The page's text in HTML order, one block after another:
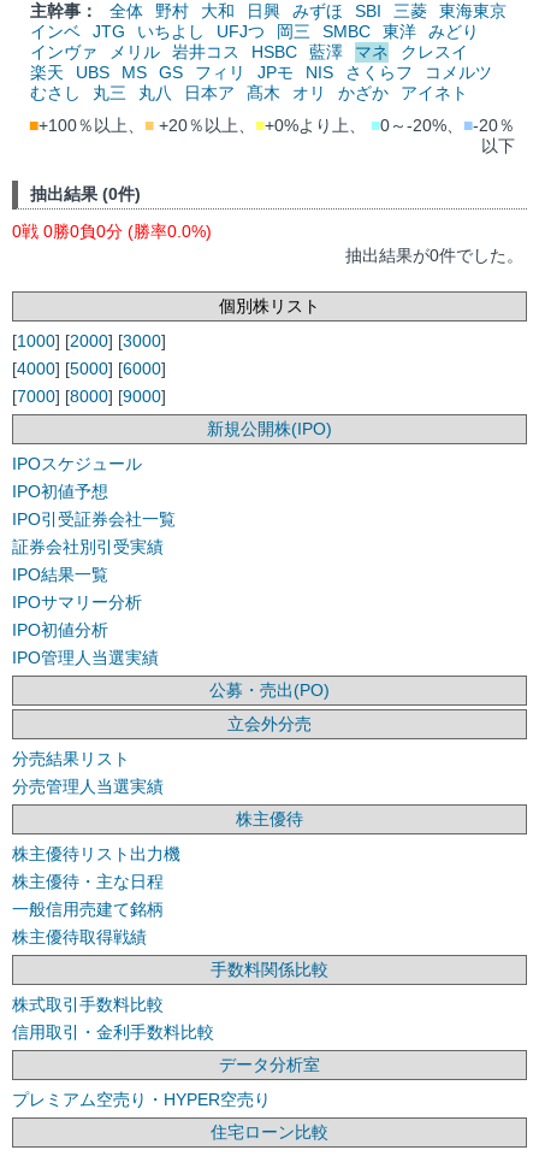
主幹事：
全体 野村 大和 日興 みずほ SBI 三菱
東海東京
インベ
JTG いちよし UFJつ 岡三 SMBC 東洋
みどり
インヴァ
メリル 岩井コス HSBC 藍澤 マネ
クレスイ
楽天
UBS MS GS フィリ JPモ NIS さくらフ
コメルツ
むさし
丸三 丸八 日本ア 髙木 オリ かざか
アイネト
■+100％以上、 ■ +20％以上、 ■+0%より上、 ■0～-20%、 ■-20％
以下
抽出結果 (0件)
0戦 0勝0負0分 (勝率0.0%)
抽出結果が0件でした。
個別株リスト
[1000] [2000] [3000]
[4000] [5000] [6000]
[7000] [8000] [9000]
新規公開株(IPO)
IPOスケジュール
IPO初値予想
IPO引受証券会社一覧
証券会社別引受実績
IPO結果一覧
IPOサマリー分析
IPO初値分析
IPO管理人当選実績
公募・売出(PO)
立会外分売
分売結果リスト
分売管理人当選実績
株主優待
株主優待リスト出力機
株主優待・主な日程
一般信用売建て銘柄
株主優待取得戦績
手数料関係比較
株式取引手数料比較
信用取引・金利手数料比較
データ分析室
プレミアム空売り・HYPER空売り
住宅ローン比較